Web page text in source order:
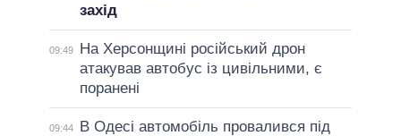
захід
09:49
На Херсонщині російський дрон
атакував автобус із цивільними, є
поранені
09:44
В Одесі автомобіль провалився під